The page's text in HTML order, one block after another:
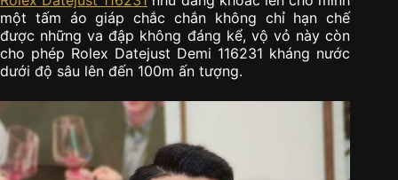
một tấm áo giáp chắc chắn không chỉ hạn chế
được những va đập không đáng kể, vộ vỏ này còn
cho phép Rolex Datejust Demi 116231 kháng nước
dưới độ sâu lên đến 100m ấn tượng.